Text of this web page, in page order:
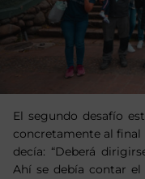
El segundo desafío
concretamente al final
decía: “Deberá
Ahí se debía contar